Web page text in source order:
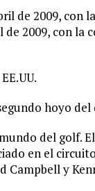
2009, con la
hoyo del
del golf.
en el
Campbell y